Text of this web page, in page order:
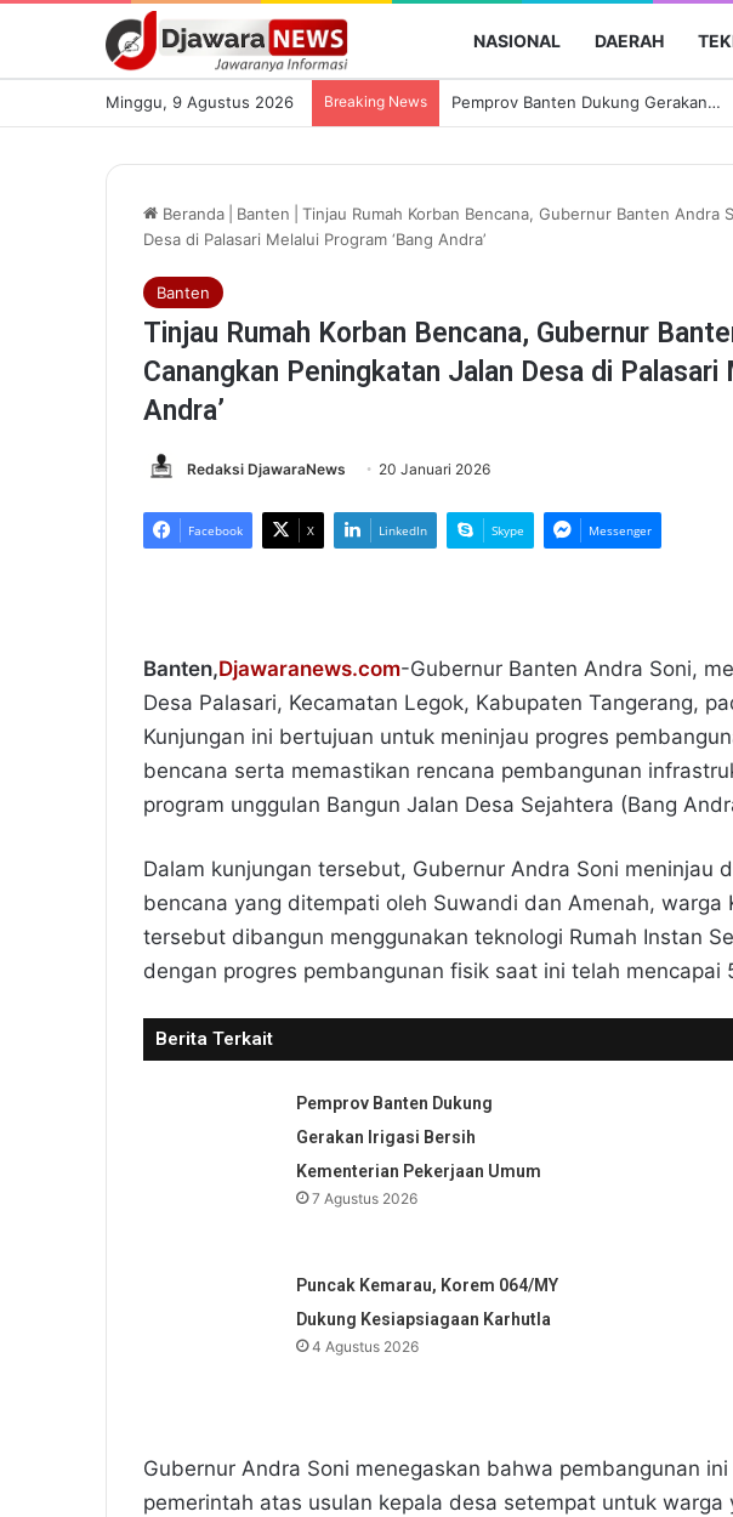
NASIONAL DAERAH
Minggu, 9 Agustus 2026 Breaking News
Beranda Banten
Tinjau Rumah Korban Bencana, Gubernur Banten Andra
Desa di Palasari Melalui Program ‘Bang Andra’
Banten
Tinjau Rumah Korban Bencana, Gubernur
Canangkan Peningkatan Jalan Desa di Palasari
Andra’
Redaksi DjawaraNews 20 Januari 2026
Facebook X LinkedIn Skype Messenger
Banten,Djawaranews.com-Gubernur Banten Andra Soni,
Desa Palasari, Kecamatan Legok, Kabupaten Tangerang,
Kunjungan ini bertujuan untuk meninjau progres
bencana serta memastikan rencana pembangunan
program unggulan Bangun Jalan Desa Sejahtera (Bang
​Dalam kunjungan tersebut, Gubernur Andra Soni meninjau
bencana yang ditempati oleh Suwandi dan Amenah, warga
tersebut dibangun menggunakan teknologi Rumah Instan
dengan progres pembangunan fisik saat ini telah mencapai
Berita Terkait
Pemprov Banten Dukung
Gerakan Irigasi Bersih
Kementerian Pekerjaan Umum
7 Agustus 2026
Puncak Kemarau, Korem 064/MY
Dukung Kesiapsiagaan Karhutla
4 Agustus 2026
​Gubernur Andra Soni menegaskan bahwa pembangunan
pemerintah atas usulan kepala desa setempat untuk warga